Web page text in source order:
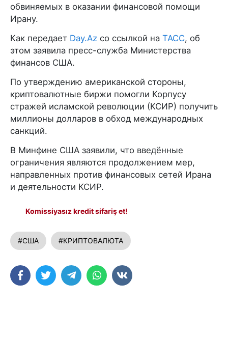
обвиняемых в оказании финансовой помощи
Ирану.
Как передает Day.Az со ссылкой на ТАСС, об
этом заявила пресс-служба Министерства
финансов США.
По утверждению американской стороны,
криптовалютные биржи помогли Корпусу
стражей исламской революции (КСИР) получить
миллионы долларов в обход международных
санкций.
В Минфине США заявили, что введённые
ограничения являются продолжением мер,
направленных против финансовых сетей Ирана
и деятельности КСИР.
Komissiyasız kredit sifariş et!
#США #КРИПТОВАЛЮТА